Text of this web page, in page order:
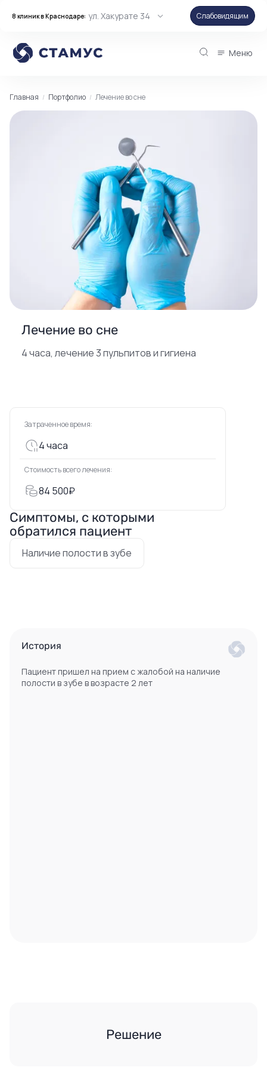
8 клиник в Краснодаре: ул. Хакурате 34 Слабовидящим
Меню
Главная Портфолио Лечение во сне
Лечение во сне
4 часа, лечение 3 пульпитов и гигиена
Затраченное время:
4 часа
Стоимость всего лечения:
84 500₽
Симптомы, с которыми
обратился пациент
Наличие полости в зубе
История
Пациент пришел на прием с жалобой на наличие
полости в зубе в возрасте 2 лет
Решение